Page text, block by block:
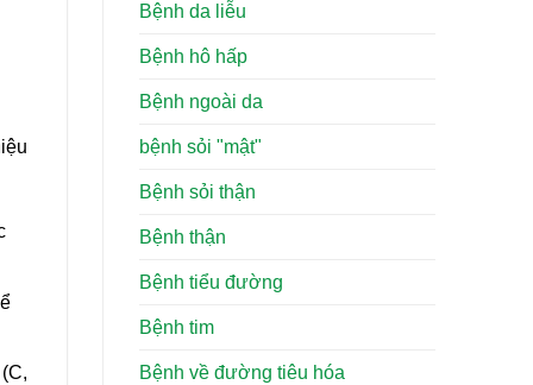
Bệnh da liễu
Bệnh hô hấp
Bệnh ngoài da
bệnh sỏi "mật"
Bệnh sỏi thận
Bệnh thận
Bệnh tiểu đường
Bệnh tim
Bệnh về đường tiêu hóa